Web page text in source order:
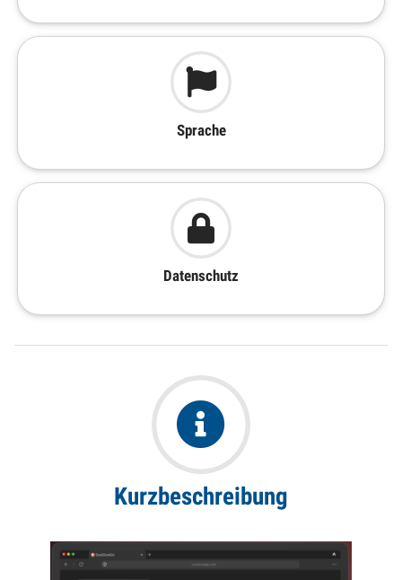
Sprache
Datenschutz
Kurzbeschreibung